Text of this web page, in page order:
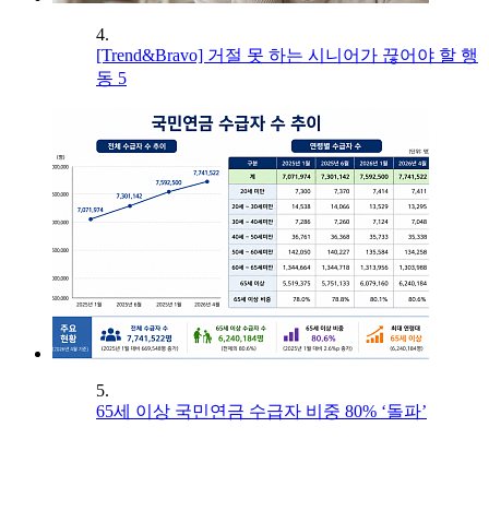
4.
[Trend&Bravo] 거절 못 하는 시니어가 끊어야 할 행
동 5
5.
65세 이상 국민연금 수급자 비중 80% ‘돌파’